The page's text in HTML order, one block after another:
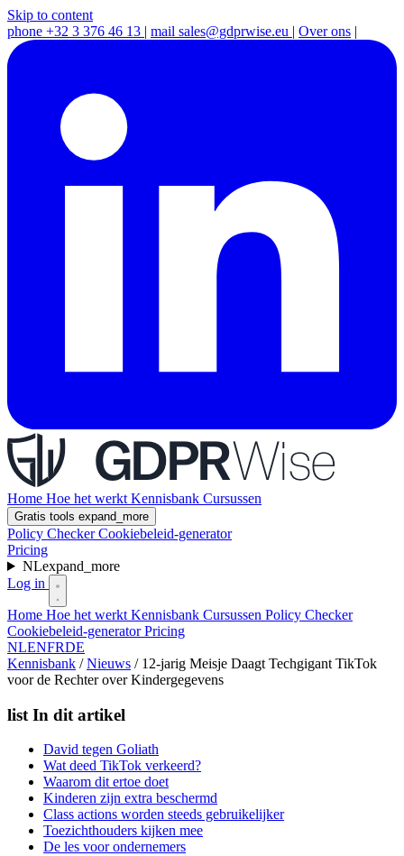
Skip to content
phone +32 3 376 46 13 | mail sales@gdprwise.eu | Over ons |
Home Hoe het werkt Kennisbank Cursussen
Gratis tools expand_more
Policy CheckerCookiebeleid-generator
Pricing
NLexpand_more
Log in
Home Hoe het werkt Kennisbank Cursussen Policy Checker
Cookiebeleid-generatorPricing
NLENFRDE
Kennisbank / Nieuws / 12-jarig Meisje Daagt Techgigant TikTok
voor de Rechter over Kindergegevens
list In dit artikel
David tegen Goliath
Wat deed TikTok verkeerd?
Waarom dit ertoe doet
Kinderen zijn extra beschermd
Class actions worden steeds gebruikelijker
Toezichthouders kijken mee
De les voor ondernemers